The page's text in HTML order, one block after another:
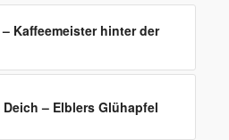
Kaffeemeister hinter der
Deich – Elblers Glühapfel